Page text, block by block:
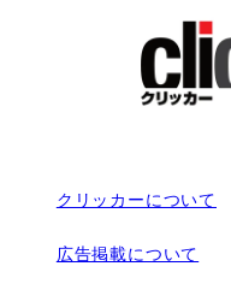
クリッカーについて
広告掲載について